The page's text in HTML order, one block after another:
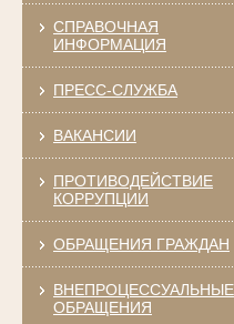
СПРАВОЧНАЯ
ИНФОРМАЦИЯ
ПРЕСС-СЛУЖБА
ВАКАНСИИ
ПРОТИВОДЕЙСТВИЕ
КОРРУПЦИИ
ОБРАЩЕНИЯ ГРАЖДАН
ВНЕПРОЦЕССУАЛЬНЫЕ
ОБРАЩЕНИЯ